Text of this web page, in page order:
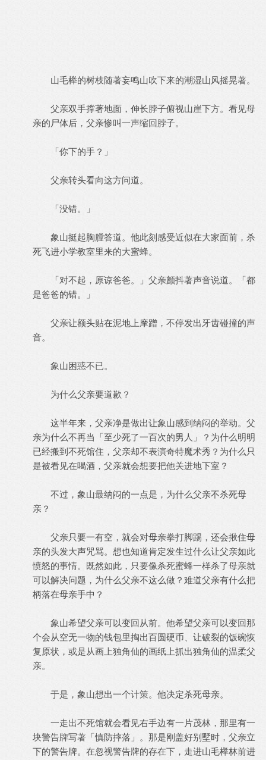
山毛榉的树枝随著妄鸣山吹下来的潮湿山风摇晃著。
父亲双手撑著地面，伸长脖子俯视山崖下方。看见母
亲的尸体后，父亲惨叫一声缩回脖子。
「你下的手？」
父亲转头看向这方问道。
「没错。」
象山挺起胸膛答道。他此刻感受近似在大家面前，杀
死飞进小学教室里来的大蜜蜂。
「对不起，原谅爸爸。」父亲颤抖著声音说道。「都
是爸爸的错。」
父亲让额头贴在泥地上摩蹭，不停发出牙齿碰撞的声
音。
象山困惑不已。
为什么父亲要道歉？
这半年来，父亲净是做出让象山感到纳闷的举动。父
亲为什么不再当「至少死了一百次的男人」？为什么明明
已经搬到不死馆住，父亲却不表演奇特魔术秀？为什么只
是被看见在喝酒，父亲就会想要把他关进地下室？
不过，象山最纳闷的一点是，为什么父亲不杀死母
亲？
父亲只要一有空，就会对母亲拳打脚踢，还会揪住母
亲的头发大声咒骂。想也知道肯定发生过什么让父亲如此
愤怒的事情。既然如此，只要像杀死蜜蜂一样杀了母亲就
可以解决问题，为什么父亲不这么做？难道父亲有什么把
柄落在母亲手中？
象山希望父亲可以变回从前。他希望父亲可以变回那
个会从空无一物的钱包里掏出百圆硬币、让破裂的饭碗恢
复原状，或是从画上独角仙的画纸上抓出独角仙的温柔父
亲。
于是，象山想出一个计策。他决定杀死母亲。
一走出不死馆就会看见右手边有一片茂林，那里有一
块警告牌写著「慎防摔落」。那是刚盖好别墅时，父亲立
下的警告牌。在忽视警告牌的存在下，走进山毛榉林前进